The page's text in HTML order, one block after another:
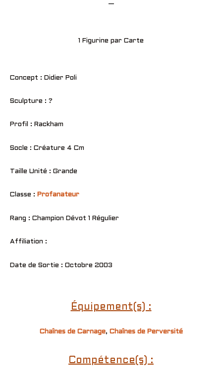
—
1 Figurine par Carte
Concept : Didier Poli
Sculpture : ?
Profil : Rackham
Socle : Créature 4 Cm
Taille Unité : Grande
Classe : Profanateur
Rang : Champion Dévot 1 Régulier
Affiliation :
Date de Sortie : Octobre 2003
Équipement(s) :
Chaînes de Carnage, Chaînes de Perversité
Compétence(s) :